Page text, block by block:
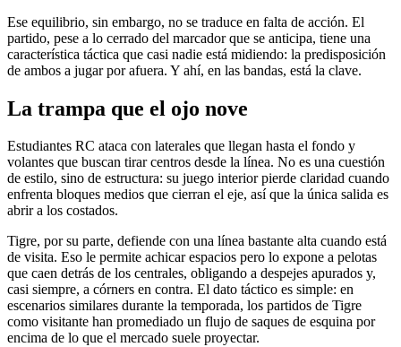
Ese equilibrio, sin embargo, no se traduce en falta de acción. El
partido, pese a lo cerrado del marcador que se anticipa, tiene una
característica táctica que casi nadie está midiendo: la predisposición
de ambos a jugar por afuera. Y ahí, en las bandas, está la clave.
La trampa que el ojo nove
Estudiantes RC ataca con laterales que llegan hasta el fondo y
volantes que buscan tirar centros desde la línea. No es una cuestión
de estilo, sino de estructura: su juego interior pierde claridad cuando
enfrenta bloques medios que cierran el eje, así que la única salida es
abrir a los costados.
Tigre, por su parte, defiende con una línea bastante alta cuando está
de visita. Eso le permite achicar espacios pero lo expone a pelotas
que caen detrás de los centrales, obligando a despejes apurados y,
casi siempre, a córners en contra. El dato táctico es simple: en
escenarios similares durante la temporada, los partidos de Tigre
como visitante han promediado un flujo de saques de esquina por
encima de lo que el mercado suele proyectar.